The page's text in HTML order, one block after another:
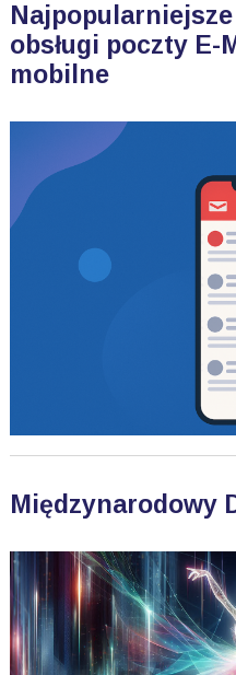
obsługi poczty E-
mobilne
Międzynarodowy